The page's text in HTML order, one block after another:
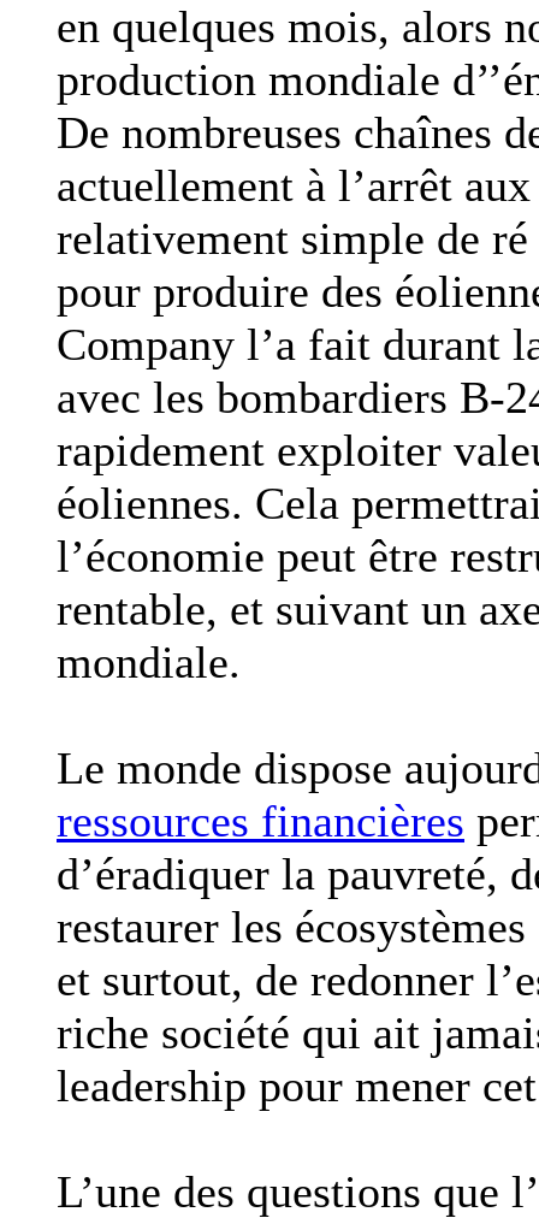
en quelques mois, alors
production mondiale
De nombreuses chaînes
actuellement à l’arrêt
relativement simple de
pour produire des
Company l’a fait durant
avec les bombardiers B-
rapidement exploiter
éoliennes. Cela
l’économie peut être
rentable, et suivant un
mondiale.
Le monde dispose
ressources financières
d’éradiquer la pauvreté,
restaurer les
et surtout, de redonner
riche société qui ait
leadership pour mener
L’une des questions que